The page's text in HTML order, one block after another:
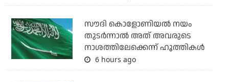
സൗദി കൊളോണിയല്‍ നയം
തുടര്‍ന്നാല്‍ അത് അവരുടെ
നാശത്തിലേക്കെന്ന് ഹൂത്തികള്‍
6 hours ago